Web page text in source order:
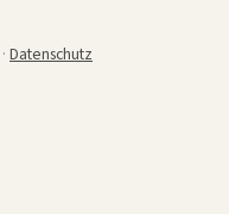
· Datenschutz